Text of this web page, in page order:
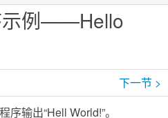
示例——Hello
下一节 >
输出“Hell World!”。